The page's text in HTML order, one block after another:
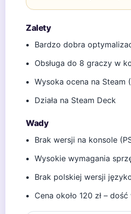
Zalety
Bardzo dobra
Obsługa do 8 graczy w
Wysoka ocena na
Działa na Steam Deck
Wady
Brak wersji na konsole
Wysokie wymagania
Brak polskiej wersji
Cena około 120 zł –